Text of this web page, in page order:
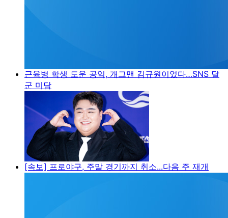
근육병 학생 도운 공익, 개그맨 김규원이었다…SNS 달
군 미담
[속보] 프로야구, 주말 경기까지 취소...다음 주 재개